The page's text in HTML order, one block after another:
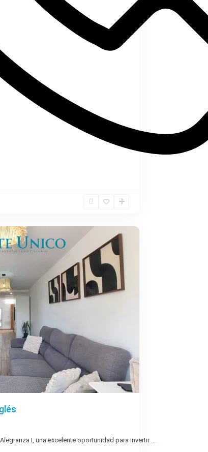
I, una excelente oportunidad para invertir ...